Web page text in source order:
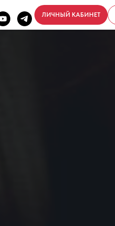
ЛИЧНЫЙ КАБИНЕТ